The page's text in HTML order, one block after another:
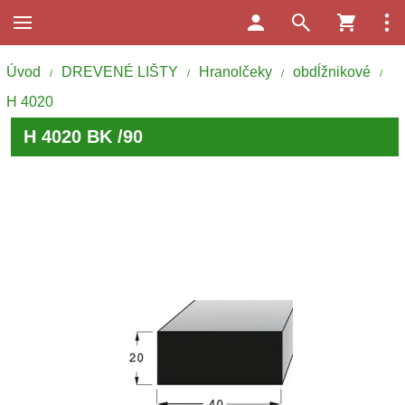
Úvod / DREVENÉ LIŠTY / Hranolčeky / obdĺžnikové /
H 4020
H 4020 BK /90